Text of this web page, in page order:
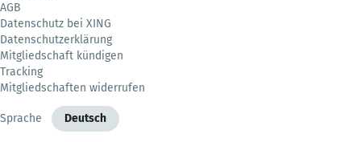
AGB
Datenschutz bei XING
Datenschutzerklärung
Mitgliedschaft kündigen
Tracking
Mitgliedschaften widerrufen
Sprache Deutsch